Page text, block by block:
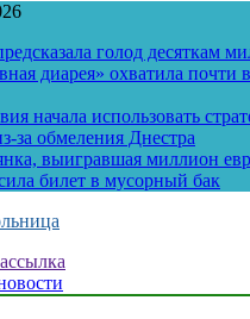
голод десяткам
диарея» охватила почти
начала использовать
за обмеления Днестра
выигравшая миллион
билет в мусорный бак